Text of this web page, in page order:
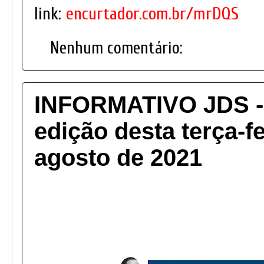
link: encurtador.com.br/mrDQS
Nenhum comentário:
INFORMATIVO JDS
edição desta terça-
agosto de 2021